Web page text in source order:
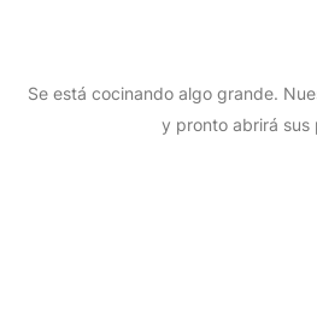
Se está cocinando algo grande.
y pronto abrirá sus